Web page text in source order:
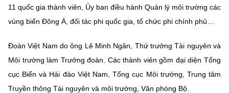
Chọn ngôn ngữ
Vietnamese English
BỘ KHOA HỌC VÀ CÔNG NGHỆ
MINISTRY OF SCIENCE AND TECHNOLOGY
11 quốc gia thành viên, Ủy ban điều hành Quản lý môi trường các
vùng biển Đông Á, đối tác phi quốc gia, tổ chức phi chính phủ…
Đoàn Việt Nam do ông Lê Minh Ngân, Thứ trưởng Tài nguyên và
Môi trường làm Trưởng đoàn. Các thành viên gồm đại diện Tổng
cục Biển và Hải đảo Việt Nam, Tổng cục Môi trường, Trung tâm
Truyền thông Tài nguyên và môi trường, Văn phòng Bộ.